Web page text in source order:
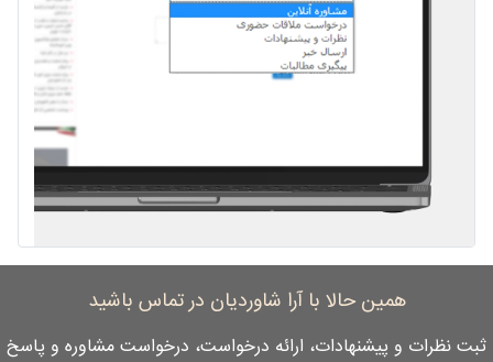
همین حالا با آرا شاوردیان در تماس باشید
ثبت نظرات و پیشنهادات، ارائه درخواست، درخواست مشاوره و پاسخ